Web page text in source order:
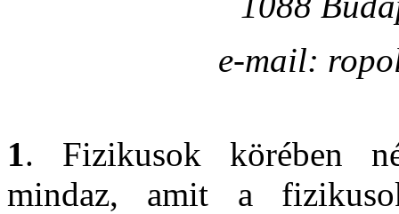
e-mail:
1. Fizikusok körében
mindaz, amit a